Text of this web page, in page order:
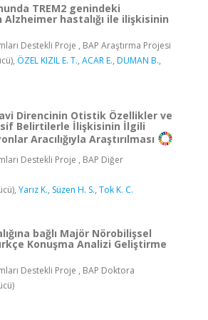
TREM2 genindeki
hastalığı ile ilişkisinin
Destekli Proje , BAP Araştırma Projesi
ÖZEL KIZIL E. T., ACAR E., DUMAN B.,
Direncinin Otistik Özellikler ve
Belirtilerle İlişkisinin İlgili
Aracılığıyla Araştırılması
Destekli Proje , BAP Diğer
Yarız K., Süzen H. S., Tok K. C.
bağlı Majör Nörobilişsel
Konuşma Analizi Geliştirme
Destekli Proje , BAP Doktora